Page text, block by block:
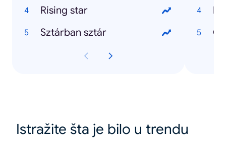
Rising star
Sztárban sztár
Istražite šta je bilo u trendu